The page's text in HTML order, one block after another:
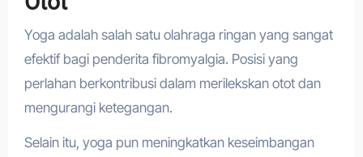
Yoga adalah salah satu olahraga ringan yang sangat
efektif bagi penderita fibromyalgia. Posisi yang
perlahan berkontribusi dalam merilekskan otot dan
mengurangi ketegangan.
Selain itu, yoga pun meningkatkan keseimbangan